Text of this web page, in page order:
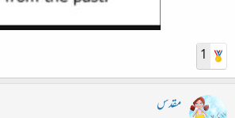
1
مقدس